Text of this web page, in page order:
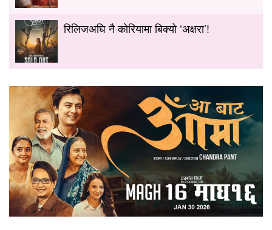
रिलिजअघि नै कोरियामा बिक्यो ‘अक्षरा’!